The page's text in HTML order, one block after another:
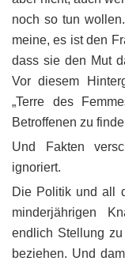
noch so tun
meine, es ist den
dass sie den Mut
Vor diesem
„Terre des
Betroffenen zu
Und Fakten
ignoriert.
Die Politik und all
minderjährigen
endlich Stellung
beziehen. Und